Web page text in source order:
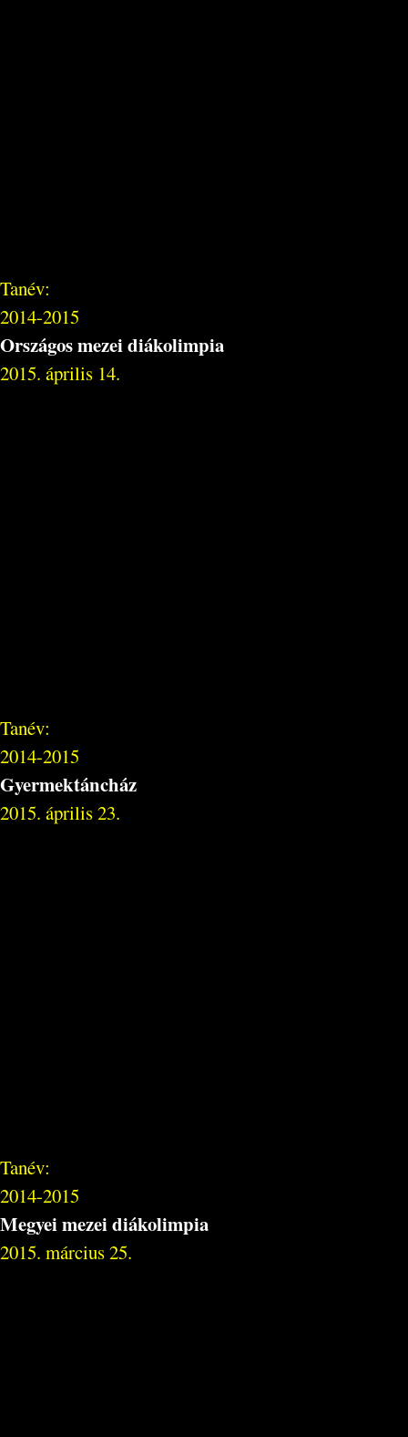
Tanév:
2014-2015
Országos mezei diákolimpia
2015. április 14.
Tanév:
2014-2015
Gyermektáncház
2015. április 23.
Tanév:
2014-2015
Megyei mezei diákolimpia
2015. március 25.